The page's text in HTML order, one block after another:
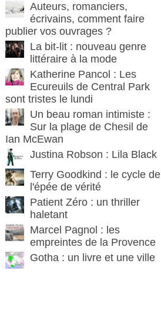
Auteurs, romanciers,
écrivains, comment faire
publier vos ouvrages ?
La bit-lit : nouveau genre
littéraire à la mode
Katherine Pancol : Les
Ecureuils de Central Park
sont tristes le lundi
Un beau roman intimiste :
Sur la plage de Chesil de
Ian McEwan
Justina Robson : Lila Black
Terry Goodkind : le cycle de
l'épée de vérité
Patient Zéro : un thriller
haletant
Marcel Pagnol : les
empreintes de la Provence
Gotha : un livre et une ville